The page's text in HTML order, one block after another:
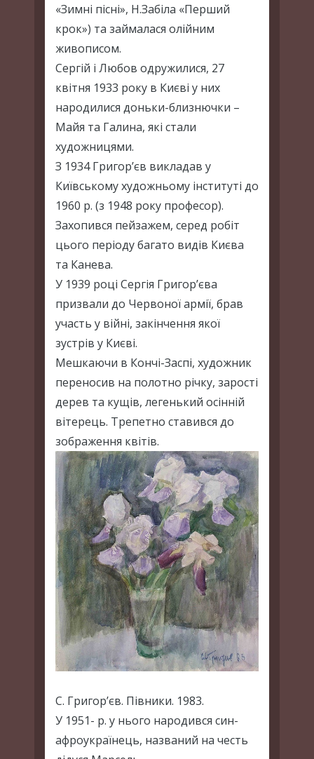
«Зимні пісні», Н.Забіла «Перший
крок») та займалася олійним
живописом.
Сергій і Любов одружилися, 27
квітня 1933 року в Києві у них
народилися доньки-близнючки –
Майя та Галина, які стали
художницями.
З 1934 Григор’єв викладав у
Київському художньому інституті до
1960 р. (з 1948 року професор).
Захопився пейзажем, серед робіт
цього періоду багато видів Києва
та Канева.
У 1939 році Сергія Григор’єва
призвали до Червоної армії, брав
участь у війні, закінчення якої
зустрів у Києві.
Мешкаючи в Кончі-Заспі, художник
переносив на полотно річку, зарості
дерев та кущів, легенький осінній
вітерець. Трепетно ставився до
зображення квітів.
С. Григор’єв. Півники. 1983.
У 1951- р. у нього народився син-
афроукраїнець, названий на честь